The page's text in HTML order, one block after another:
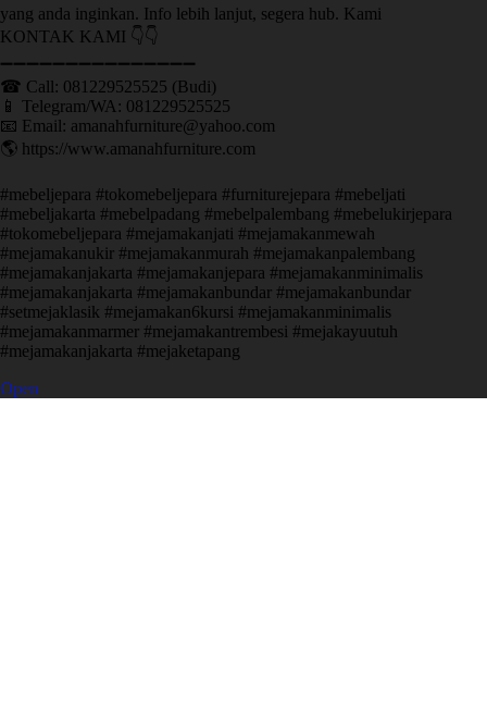
yang anda inginkan. Info lebih lanjut, segera hub. Kami
KONTAK KAMI 👇👇
➖➖➖➖➖➖➖➖➖➖➖➖➖➖➖ ㅤ
☎ Call: 081229525525 (Budi)
📱 Telegram/WA: 081229525525
📧 Email: amanahfurniture@yahoo.com
🌎 https://www.amanahfurniture.com
#mebeljepara #tokomebeljepara #furniturejepara #mebeljati
#mebeljakarta #mebelpadang #mebelpalembang #mebelukirjepara
#tokomebeljepara #mejamakanjati #mejamakanmewah
#mejamakanukir #mejamakanmurah #mejamakanpalembang
#mejamakanjakarta #mejamakanjepara #mejamakanminimalis
#mejamakanjakarta #mejamakanbundar #mejamakanbundar
#setmejaklasik #mejamakan6kursi #mejamakanminimalis
#mejamakanmarmer #mejamakantrembesi #mejakayuutuh
#mejamakanjakarta #mejaketapang
Open